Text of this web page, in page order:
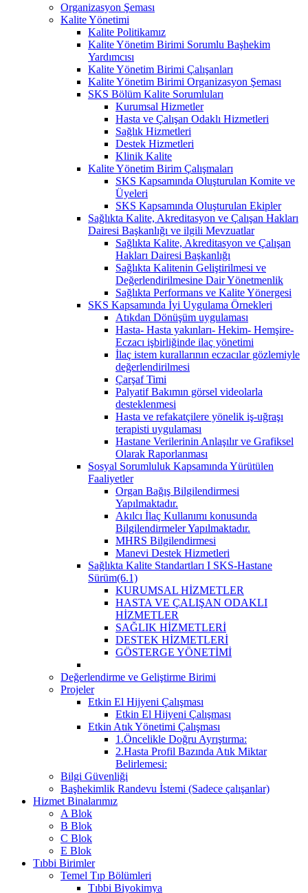
Organizasyon Şeması
Kalite Yönetimi
Kalite Politikamız
Kalite Yönetim Birimi Sorumlu Başhekim
Yardımcısı
Kalite Yönetim Birimi Çalışanları
Kalite Yönetim Birimi Organizasyon Şeması
SKS Bölüm Kalite Sorumluları
Kurumsal Hizmetler
Hasta ve Çalışan Odaklı Hizmetleri
Sağlık Hizmetleri
Destek Hizmetleri
Klinik Kalite
Kalite Yönetim Birim Çalışmaları
SKS Kapsamında Oluşturulan Komite ve
Üyeleri
SKS Kapsamında Oluşturulan Ekipler
Sağlıkta Kalite, Akreditasyon ve Çalışan Hakları
Dairesi Başkanlığı ve ilgili Mevzuatlar
Sağlıkta Kalite, Akreditasyon ve Çalışan
Hakları Dairesi Başkanlığı
Sağlıkta Kalitenin Geliştirilmesi ve
Değerlendirilmesine Dair Yönetmenlik
Sağlıkta Performans ve Kalite Yönergesi
SKS Kapsamında İyi Uygulama Örnekleri
Atıkdan Dönüşüm uygulaması
Hasta- Hasta yakınları- Hekim- Hemşire-
Eczacı işbirliğinde ilaç yönetimi
İlaç istem kurallarının eczacılar gözlemiyle
değerlendirilmesi
Çarşaf Timi
Palyatif Bakımın görsel videolarla
desteklenmesi
Hasta ve refakatçilere yönelik iş-uğraşı
terapisti uygulaması
Hastane Verilerinin Anlaşılır ve Grafiksel
Olarak Raporlanması
Sosyal Sorumluluk Kapsamında Yürütülen
Faaliyetler
Organ Bağış Bilgilendirmesi
Yapılmaktadır.
Akılcı İlaç Kullanımı konusunda
Bilgilendirmeler Yapılmaktadır.
MHRS Bilgilendirmesi
Manevi Destek Hizmetleri
Sağlıkta Kalite Standartları I SKS-Hastane
Sürüm(6.1)
KURUMSAL HİZMETLER
HASTA VE ÇALIŞAN ODAKLI
HİZMETLER
SAĞLIK HİZMETLERİ
DESTEK HİZMETLERİ
GÖSTERGE YÖNETİMİ
Değerlendirme ve Geliştirme Birimi
Projeler
Etkin El Hijyeni Çalışması
Etkin El Hijyeni Çalışması
Etkin Atık Yönetimi Çalışması
1.Öncelikle Doğru Ayrıştırma:
2.Hasta Profil Bazında Atık Miktar
Belirlemesi:
Bilgi Güvenliği
Başhekimlik Randevu İstemi (Sadece çalışanlar)
Hizmet Binalarımız
A Blok
B Blok
C Blok
E Blok
Tıbbi Birimler
Temel Tıp Bölümleri
Tıbbi Biyokimya